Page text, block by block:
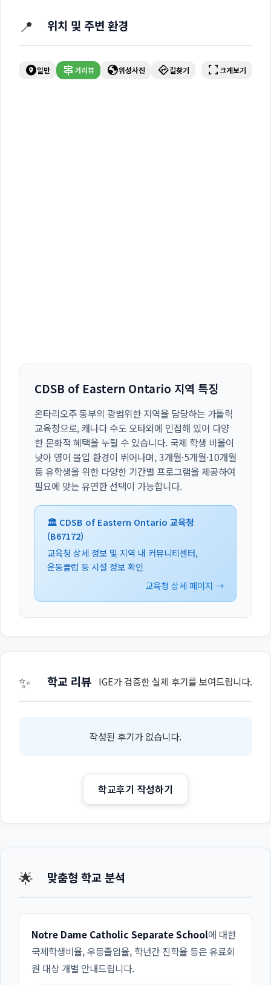
📍 위치 및 주변 환경
explore_nearby일반 signpost거리뷰 globe위성사진 directions길찾기 fullscreen 크게보기
CDSB of Eastern Ontario 지역 특징
온타리오주 동부의 광범위한 지역을 담당하는 가톨릭
교육청으로, 캐나다 수도 오타와에 인접해 있어 다양
한 문화적 혜택을 누릴 수 있습니다. 국제 학생 비율이
낮아 영어 몰입 환경이 뛰어나며, 3개월·5개월·10개월
등 유학생을 위한 다양한 기간별 프로그램을 제공하여
필요에 맞는 유연한 선택이 가능합니다.
🏛️ CDSB of Eastern Ontario 교육청
(B67172)
교육청 상세 정보 및 지역 내 커뮤니티센터,
운동클럽 등 시설 정보 확인
교육청 상세 페이지 →
✨ 학교 리뷰 IGE가 검증한 실제 후기를 보여드립니다.
작성된 후기가 없습니다.
학교후기 작성하기
🌟 맞춤형 학교 분석
Notre Dame Catholic Separate School에 대한
국제학생비율, 우등졸업율, 학년간 진학율 등은 유료회
원 대상 개별 안내드립니다.